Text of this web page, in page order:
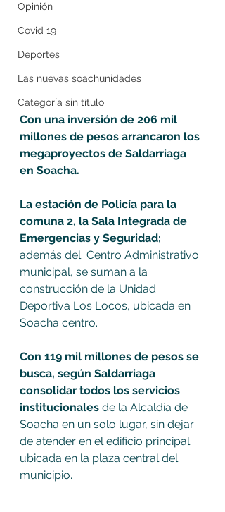
Opinión
Covid 19
Deportes
Las nuevas soachunidades
Categoría sin título
Con una inversión de 206 mil
millones de pesos arrancaron los
megaproyectos de Saldarriaga
en Soacha.
La estación de Policía para la
comuna 2, la Sala Integrada de
Emergencias y Seguridad;
además del  Centro Administrativo
municipal, se suman a la
construcción de la Unidad
Deportiva Los Locos, ubicada en
Soacha centro.
Con 119 mil millones de pesos se
busca, según Saldarriaga
consolidar todos los servicios
institucionales de la Alcaldía de
Soacha en un solo lugar, sin dejar
de atender en el edificio principal
ubicada en la plaza central del
municipio.